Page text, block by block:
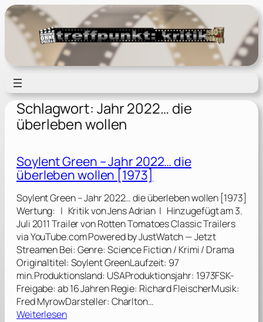
Zum
Inhalt
springen
Schlagwort: Jahr 2022… die
überleben wollen
Soylent Green – Jahr 2022… die
überleben wollen [1973]
Soylent Green – Jahr 2022… die überleben wollen [1973]
Wertung: | Kritik von Jens Adrian | Hinzugefügt am 3.
Juli 2011 Trailer von Rotten Tomatoes Classic Trailers
via YouTube.com Powered by JustWatch — Jetzt
Streamen Bei: Genre: Science Fiction / Krimi / Drama
Originaltitel: Soylent GreenLaufzeit: 97
min.Produktionsland: USAProduktionsjahr: 1973FSK-
Freigabe: ab 16 Jahren Regie: Richard FleischerMusik:
Fred MyrowDarsteller: Charlton…
Weiterlesen: